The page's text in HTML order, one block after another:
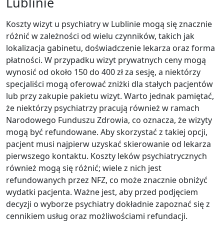
Koszty wizyt u psychiatry w Lublinie mogą się znacznie
różnić w zależności od wielu czynników, takich jak
lokalizacja gabinetu, doświadczenie lekarza oraz forma
płatności. W przypadku wizyt prywatnych ceny mogą
wynosić od około 150 do 400 zł za sesję, a niektórzy
specjaliści mogą oferować zniżki dla stałych pacjentów
lub przy zakupie pakietu wizyt. Warto jednak pamiętać,
że niektórzy psychiatrzy pracują również w ramach
Narodowego Funduszu Zdrowia, co oznacza, że wizyty
mogą być refundowane. Aby skorzystać z takiej opcji,
pacjent musi najpierw uzyskać skierowanie od lekarza
pierwszego kontaktu. Koszty leków psychiatrycznych
również mogą się różnić; wiele z nich jest
refundowanych przez NFZ, co może znacznie obniżyć
wydatki pacjenta. Ważne jest, aby przed podjęciem
decyzji o wyborze psychiatry dokładnie zapoznać się z
cennikiem usług oraz możliwościami refundacji.